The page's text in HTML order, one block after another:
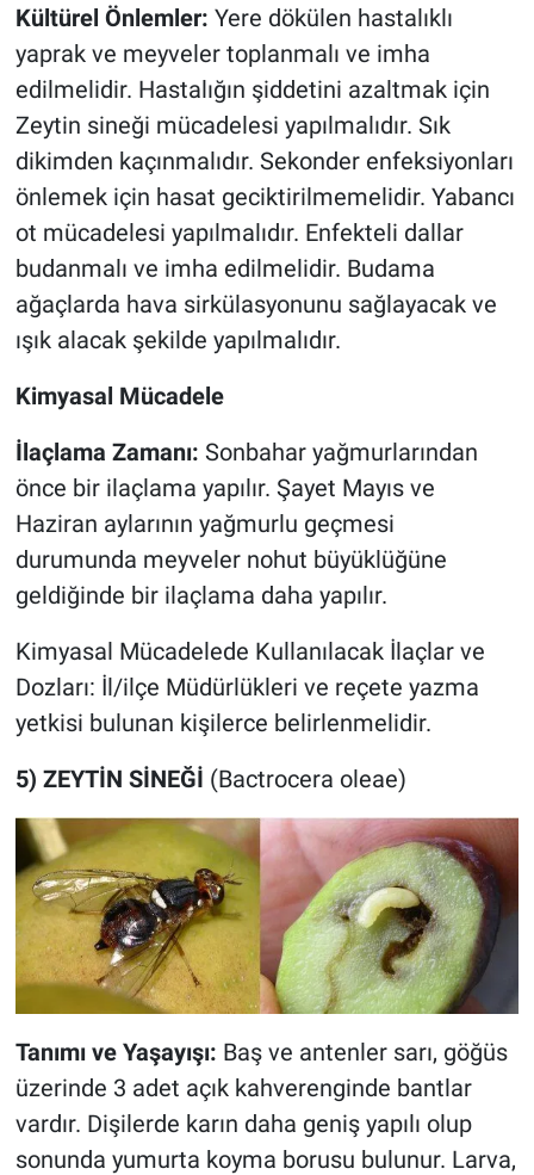
Kültürel Önlemler: Yere dökülen hastalıklı
yaprak ve meyveler toplanmalı ve imha
edilmelidir. Hastalığın şiddetini azaltmak için
Zeytin sineği mücadelesi yapılmalıdır. Sık
dikimden kaçınmalıdır. Sekonder enfeksiyonları
önlemek için hasat geciktirilmemelidir. Yabancı
ot mücadelesi yapılmalıdır. Enfekteli dallar
budanmalı ve imha edilmelidir. Budama
ağaçlarda hava sirkülasyonunu sağlayacak ve
ışık alacak şekilde yapılmalıdır.
Kimyasal Mücadele
İlaçlama Zamanı: Sonbahar yağmurlarından
önce bir ilaçlama yapılır. Şayet Mayıs ve
Haziran aylarının yağmurlu geçmesi
durumunda meyveler nohut büyüklüğüne
geldiğinde bir ilaçlama daha yapılır.
Kimyasal Mücadelede Kullanılacak İlaçlar ve
Dozları: İl/ilçe Müdürlükleri ve reçete yazma
yetkisi bulunan kişilerce belirlenmelidir.
5) ZEYTİN SİNEĞİ (Bactrocera oleae)
Tanımı ve Yaşayışı: Baş ve antenler sarı, göğüs
üzerinde 3 adet açık kahverenginde bantlar
vardır. Dişilerde karın daha geniş yapılı olup
sonunda yumurta koyma borusu bulunur. Larva,